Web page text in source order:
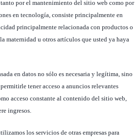
por el mantenimiento del sitio web como por
en tecnología, consiste principalmente en
principalmente relacionada con productos o
maternidad u otros artículos que usted ya haya
en datos no sólo es necesaria y legítima, sino
tener acceso a anuncios relevantes
acceso constante al contenido del sitio web,
ingresos.
los servicios de otras empresas para